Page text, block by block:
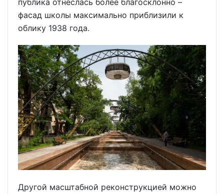
публика отнеслась более благосклонно –
фасад школы максимально приблизили к
облику 1938 года.
Другой масштабной реконструкцией можно